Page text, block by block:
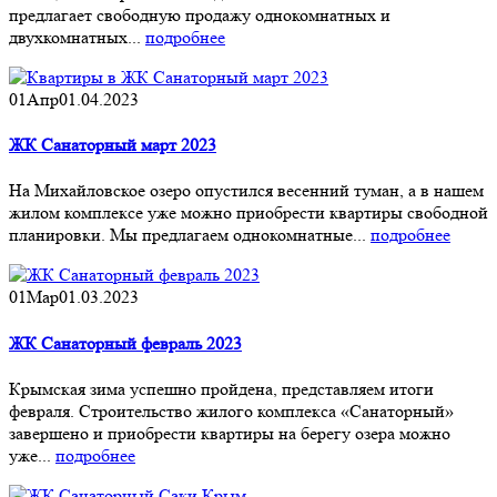
предлагает свободную продажу однокомнатных и
двухкомнатных... подробнее
01Апр01.04.2023
ЖК Санаторный март 2023
На Михайловское озеро опустился весенний туман, а в нашем
жилом комплексе уже можно приобрести квартиры свободной
планировки. Мы предлагаем однокомнатные... подробнее
01Мар01.03.2023
ЖК Санаторный февраль 2023
Крымская зима успешно пройдена, представляем итоги
февраля. Строительство жилого комплекса «Санаторный»
завершено и приобрести квартиры на берегу озера можно
уже... подробнее